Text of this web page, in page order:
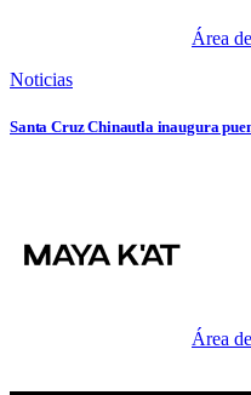
Área
Noticias
Santa Cruz Chinautla inaugura
Área